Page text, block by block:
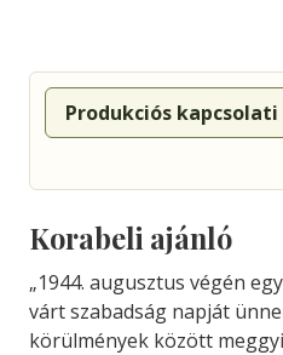
Produkciós
Korabeli ajánló
„1944. augusztus végén
várt szabadság napját
körülmények között